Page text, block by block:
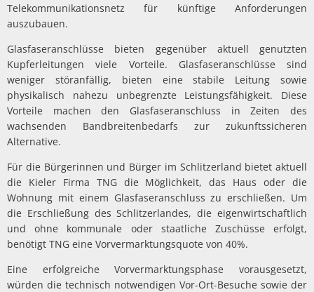
Telekommunikationsnetz für künftige Anforderungen
auszubauen.
Glasfaseranschlüsse bieten gegenüber aktuell genutzten
Kupferleitungen viele Vorteile. Glasfaseranschlüsse sind
weniger störanfällig, bieten eine stabile Leitung sowie
physikalisch nahezu unbegrenzte Leistungsfähigkeit. Diese
Vorteile machen den Glasfaseranschluss in Zeiten des
wachsenden Bandbreitenbedarfs zur zukunftssicheren
Alternative.
Für die Bürgerinnen und Bürger im Schlitzerland bietet aktuell
die Kieler Firma TNG die Möglichkeit, das Haus oder die
Wohnung mit einem Glasfaseranschluss zu erschließen. Um
die Erschließung des Schlitzerlandes, die eigenwirtschaftlich
und ohne kommunale oder staatliche Zuschüsse erfolgt,
benötigt TNG eine Vorvermarktungsquote von 40%.
Eine erfolgreiche Vorvermarktungsphase vorausgesetzt,
würden die technisch notwendigen Vor-Ort-Besuche sowie der